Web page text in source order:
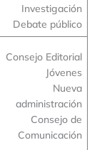
Investigación
Debate público
Consejo Editorial
Jóvenes
Nueva
administración
Consejo de
Comunicación